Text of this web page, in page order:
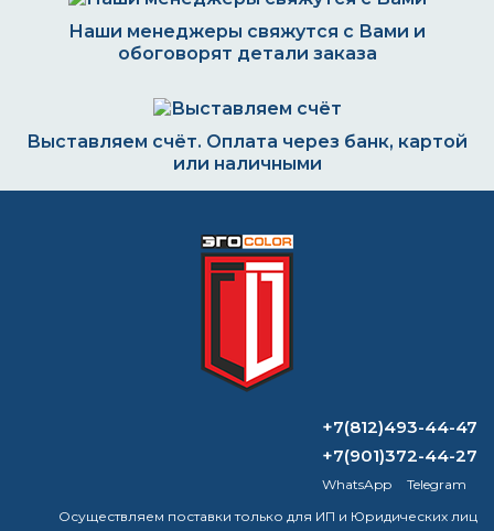
Наши менеджеры свяжутся с Вами и
обоговорят детали заказа
Выставляем счёт. Оплата через банк, картой
или наличными
Формируем заказ и отправляем транспортной
компанией
ВОПРОС-ОТВЕТ
Как называется водоотталкивающий
+7(812)493-44-47
+7(901)372-44-27
WhatsApp
Telegram
Осуществляем поставки только для ИП и Юридических лиц